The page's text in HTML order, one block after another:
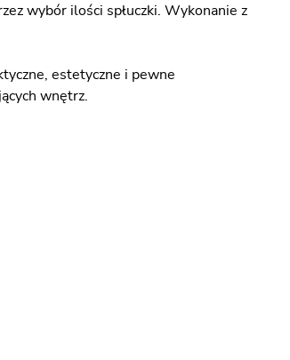
wybór ilości spłuczki. Wykonanie z
estetyczne i pewne
wnętrz.